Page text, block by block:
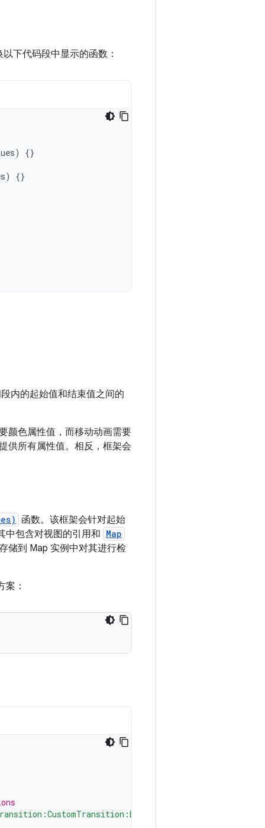
下代码段中显示的函数：
) {}
) {}
内的起始值和结束值之间的
颜色属性值，而移动动画需要
供所有属性值。相反，框架会
函数。该框架会针对起始
中包含对视图的引用和 Map
储到 Map 实例中对其进行检
案：